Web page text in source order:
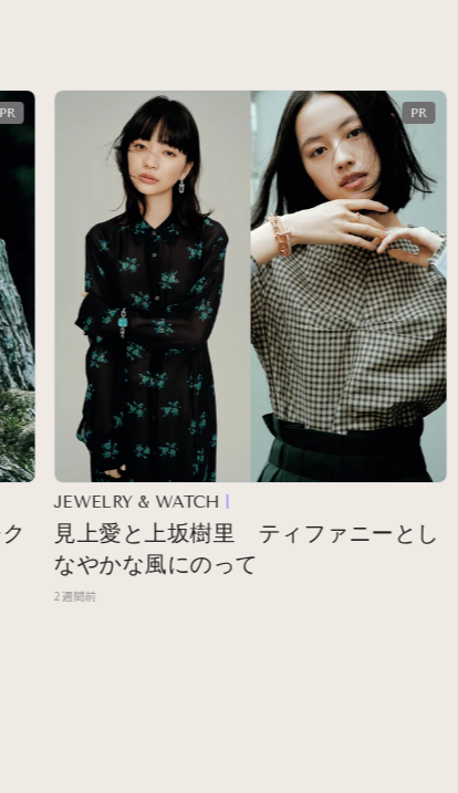
JEWELRY & WATCH
見上愛と上坂樹里 ティファニーとし
なやかな風にのって
2週間前
自